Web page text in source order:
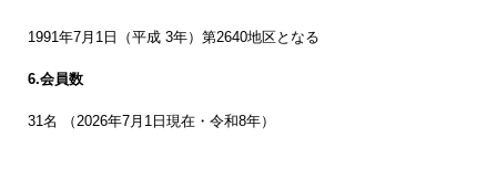
1991年7月1日（平成 3年）第2640地区となる
6.会員数
31名 （2026年7月1日現在・令和8年）